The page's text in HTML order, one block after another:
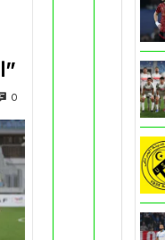
الكرة الجزائرية في المسابقات القارية”
0